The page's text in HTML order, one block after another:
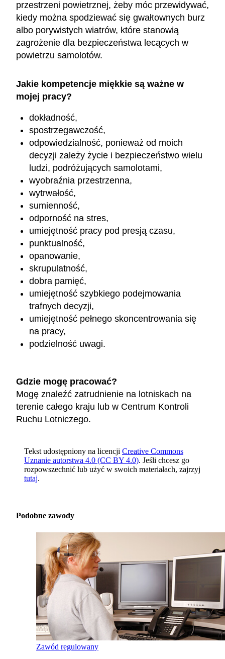
przestrzeni powietrznej, żeby móc przewidywać,
kiedy można spodziewać się gwałtownych burz
albo porywistych wiatrów, które stanowią
zagrożenie dla bezpieczeństwa lecących w
powietrzu samolotów.
Jakie kompetencje miękkie są ważne w
mojej pracy?
dokładność,
spostrzegawczość,
odpowiedzialność, ponieważ od moich
decyzji zależy życie i bezpieczeństwo wielu
ludzi, podróżujących samolotami,
wyobraźnia przestrzenna,
wytrwałość,
sumienność,
odporność na stres,
umiejętność pracy pod presją czasu,
punktualność,
opanowanie,
skrupulatność,
dobra pamięć,
umiejętność szybkiego podejmowania
trafnych decyzji,
umiejętność pełnego skoncentrowania się
na pracy,
podzielność uwagi.
Gdzie mogę pracować?
Mogę znaleźć zatrudnienie na lotniskach na
terenie całego kraju lub w Centrum Kontroli
Ruchu Lotniczego.
Tekst udostępniony na licencji Creative Commons
Uznanie autorstwa 4.0 (CC BY 4.0). Jeśli chcesz go
rozpowszechnić lub użyć w swoich materiałach, zajrzyj
tutaj.
Podobne zawody
Zawód regulowany